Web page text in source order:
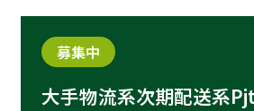
募集中
大手物流系次期配送系